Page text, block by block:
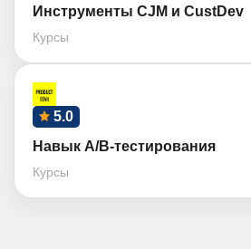
Инструменты CJM и CustDev
Курсы
5.0
Навык A/B-тестирования
Курсы